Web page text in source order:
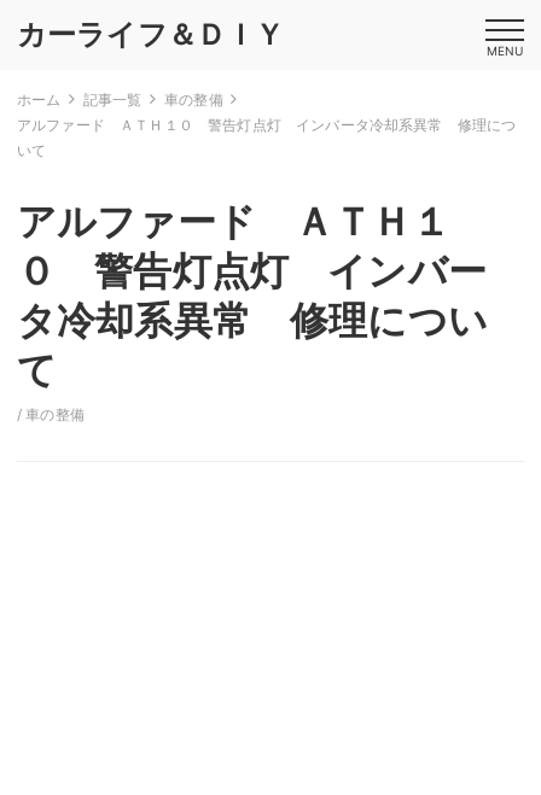
カーライフ＆ＤＩＹ MENU
ホーム 記事一覧
車の整備
アルファード ＡＴＨ１０ 警告灯点灯 インバータ冷却系異常 修理につ
いて
アルファード ＡＴＨ１
０ 警告灯点灯 インバー
タ冷却系異常 修理につい
て
/車の整備